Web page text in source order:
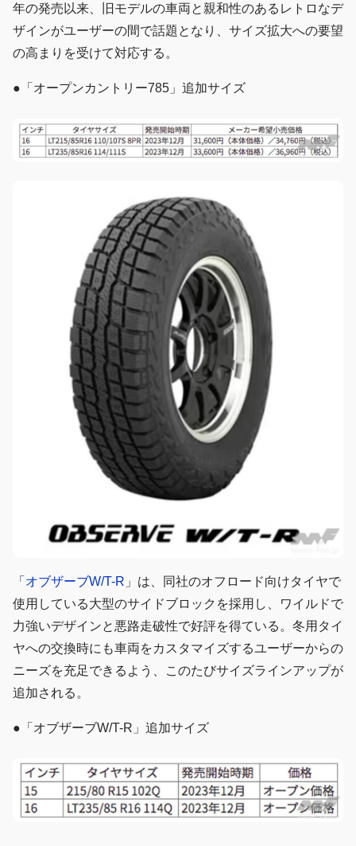
年の発売以来、旧モデルの車両と親和性のあるレトロなデ
ザインがユーザーの間で話題となり、サイズ拡大への要望
の高まりを受けて対応する。
●「オープンカントリー785」追加サイズ
「 オブザーブW/T-R 」は、同社のオフロード向けタイヤで
使用している大型のサイドブロックを採用し、ワイルドで
力強いデザインと悪路走破性で好評を得ている。冬用タイ
ヤへの交換時にも車両をカスタマイズするユーザーからの
ニーズを充足できるよう、このたびサイズラインアップが
追加される。
●「オブザーブW/T-R」追加サイズ